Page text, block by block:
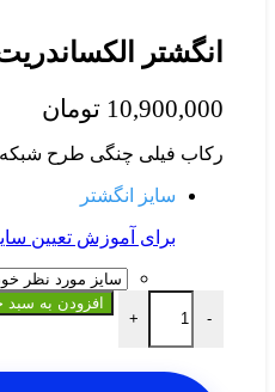
الکساندریت سه
تومان
فیلی چنگی طرح شبکه
سایز انگشتر
برای آموزش تعیین سایز کلیک
الکساندریت سه رنگ اصلی عدد
افزودن به سبد خرید